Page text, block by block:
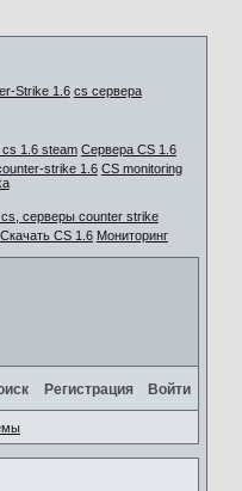
cs сервера
cs 1.6 steam Сервера CS 1.6
strike 1.6 CS monitoring
Скачать CS 1.6 Мониторинг
Регистрация Войти